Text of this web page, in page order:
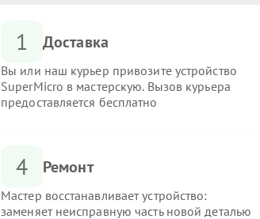
1 Доставка
Вы или наш курьер привозите устройство
SuperMicro в мастерскую. Вызов курьера
предоставляется бесплатно
4 Ремонт
Мастер восстанавливает устройство:
заменяет неисправную часть новой деталью